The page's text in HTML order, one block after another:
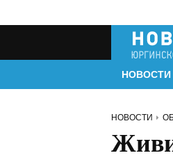
НОВОСТИ
НОВОСТИ